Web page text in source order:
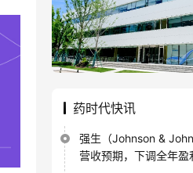
药时代快讯
强生（Johnson &
营收预期，下调全年盈